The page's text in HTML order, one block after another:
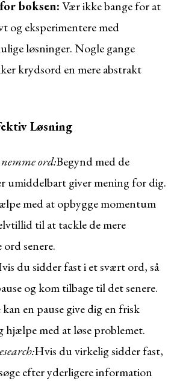
boksen:Vær ikke bange for at
og eksperimentere med
løsninger. Nogle gange
krydsord en mere abstrakt
Løsning
ord:Begynd med de
umiddelbart giver mening for dig.
med at opbygge momentum
til at tackle de mere
senere.
du sidder fast i et svært ord, så
og kom tilbage til det senere.
en pause give dig en frisk
hjælpe med at løse problemet.
Hvis du virkelig sidder fast,
efter yderligere information